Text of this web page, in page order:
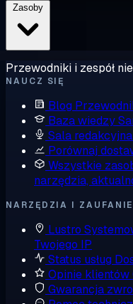
Przewodniki i zespół
NAUCZ SIĘ
Blog
Baza wiedzy
Sala redakcyjna
Porównaj
Wszystkie
narzędzia,
NARZĘDZIA I ZAUFANIE
Lustro
Twojego IP
Status usług
Opinie klientów
Gwarancja